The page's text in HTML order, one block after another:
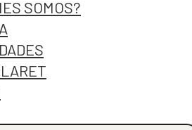
SOMOS?